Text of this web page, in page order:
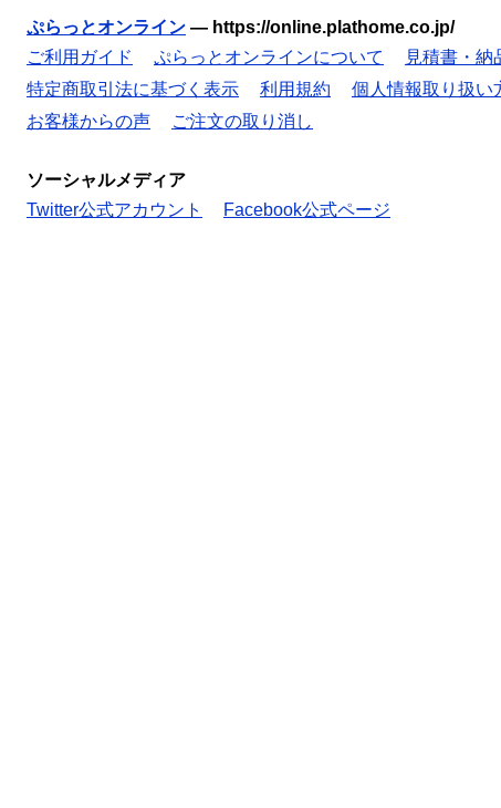
ぷらっとオンライン — https://online.plathome.co.jp/
ご利用ガイド
ぷらっとオンラインについて 見積書・納
特定商取引法に基づく表示
利用規約 個人情報取り扱い
お客様からの声
ご注文の取り消し
ソーシャルメディア
Twitter公式アカウント
Facebook公式ページ